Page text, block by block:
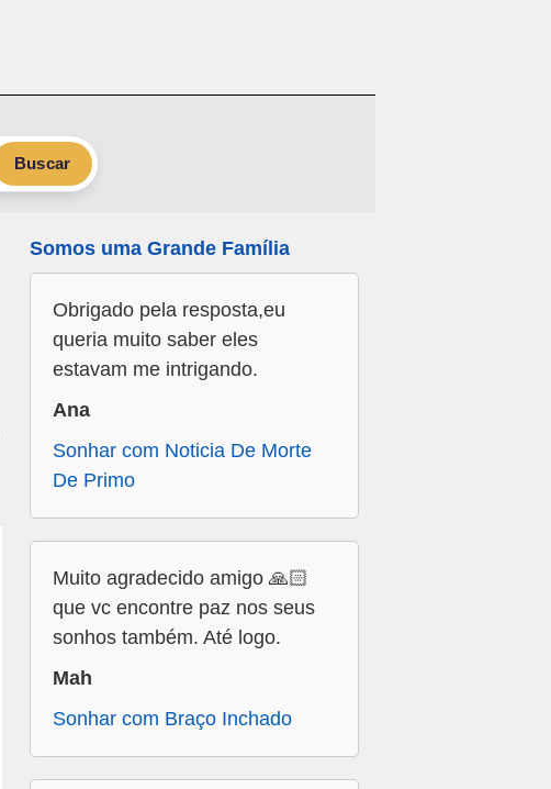
Buscar
Somos uma Grande Família
Obrigado pela resposta,eu
queria muito saber eles
estavam me intrigando.
Ana
Sonhar com Noticia De Morte
De Primo
Muito agradecido amigo 🙏🏻
que vc encontre paz nos seus
sonhos também. Até logo.
Mah
Sonhar com Braço Inchado